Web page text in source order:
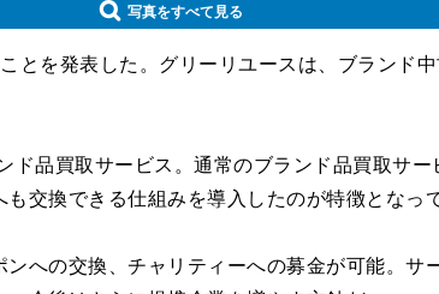
写真をすべて見る
を発表した。グリーリユースは、ブランド
品買取サービス。通常のブランド品買取サ
交換できる仕組みを導入したのが特徴となって
への交換、チャリティーへの募金が可能。